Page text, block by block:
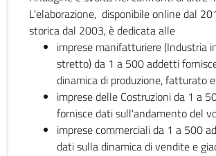
L'elaborazione, disponibile online dal
storica dal 2003, è dedicata alle
imprese manifatturiere (Industria
stretto) da 1 a 500 addetti
dinamica di produzione, fatturato
imprese delle Costruzioni da 1 a
fornisce dati sull'andamento del
imprese commerciali da 1 a 500
dati sulla dinamica di vendite e